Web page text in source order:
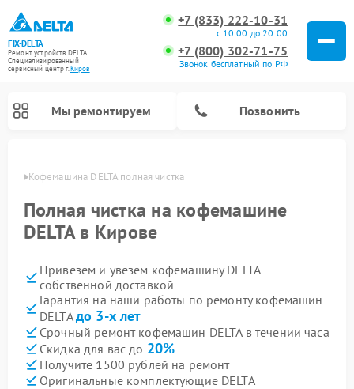
FIX-DELTA
Ремонт устройств DELTA
Специализированный
cервисный центр г.Киров
+7 (833) 222-10-31
с 10:00 до 20:00
+7 (800) 302-71-75
Звонок бесплатный по РФ
Мы ремонтируем Позвонить
Кофемашина DELTA полная чистка
Полная чистка на кофемашине
DELTA в Кирове
Привезем и увезем кофемашину DELTA
собственной доставкой
Гарантия на наши работы по ремонту кофемашин
DELTAдо 3-х лет
Срочный ремонт кофемашин DELTA в течении часа
Скидка для вас до 20%
Получите 1500 рублей на ремонт
Оригинальные комплектующие DELTA